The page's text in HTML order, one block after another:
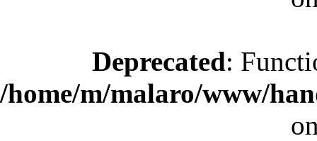
Deprecated:
/home/m/malaro/www/